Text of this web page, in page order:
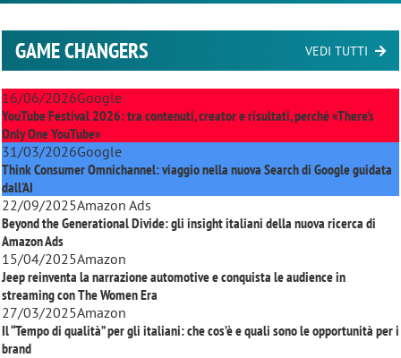
GAME CHANGERS VEDI TUTTI
16/06/2026Google
YouTube Festival 2026: tra contenuti, creator e risultati, perché «There’s
Only One YouTube»
31/03/2026Google
Think Consumer Omnichannel: viaggio nella nuova Search di Google guidata
dall'AI
22/09/2025Amazon Ads
Beyond the Generational Divide: gli insight italiani della nuova ricerca di
Amazon Ads
15/04/2025Amazon
Jeep reinventa la narrazione automotive e conquista le audience in
streaming conThe Women Era
27/03/2025Amazon
Il “Tempo di qualità” per gli italiani: che cos’è e quali sono le opportunità per i
brand